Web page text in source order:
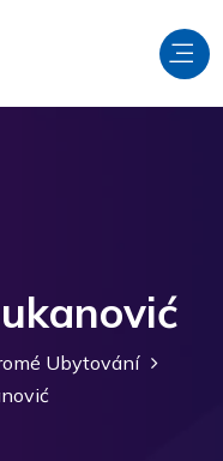
Ubytování